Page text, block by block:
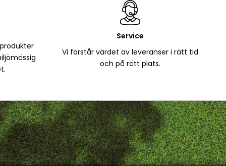
Service
Vi förstår värdet av leveranser i rätt tid
och på rätt plats.